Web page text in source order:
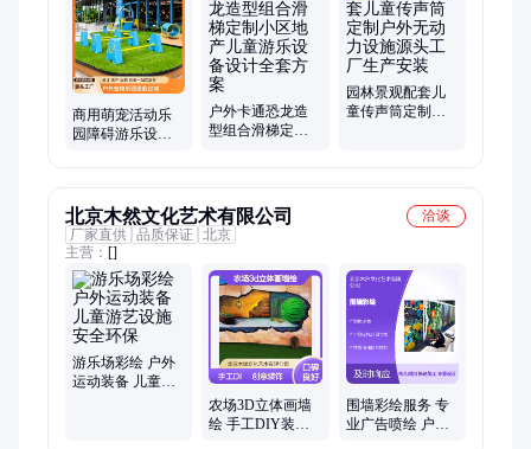
游乐设施、不锈钢组合滑梯、环形攀爬组合秋千、幼儿园户外儿
童爬网、不锈钢儿童滑梯组合、户外环形儿童秋千、幼儿园户外
不锈钢钻筒、飞碟造型组合滑梯定做、儿童拓展训练攀爬钻洞、
304不锈钢滑道、不锈钢传声筒、非标组合体能云梯定制、户外
宠物乐园、景区宠物友好乐园、户外宠物猫犬训练器材、市政公
园户外宠物友好、网红宠物秋千狗狗、狗狗敏捷训练跨栏、萌宠
互动训练器材
商用萌宠活动乐
园障碍游乐设备
户外卡通恐龙造
型组合滑梯定制
园林景观配套儿
童传声筒定制户
北京木然文化艺术有限公司
洽谈
厂家直供 品质保证 北京
主营： []
游乐场彩绘 户外
运动装备 儿童游
农场3D立体画墙
绘 手工DIY装饰
围墙彩绘服务 专
业广告喷绘 户外